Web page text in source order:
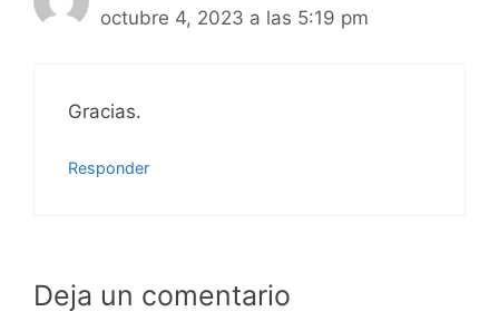
octubre 4, 2023 a las 5:19 pm
Gracias.
Responder
Deja un comentario